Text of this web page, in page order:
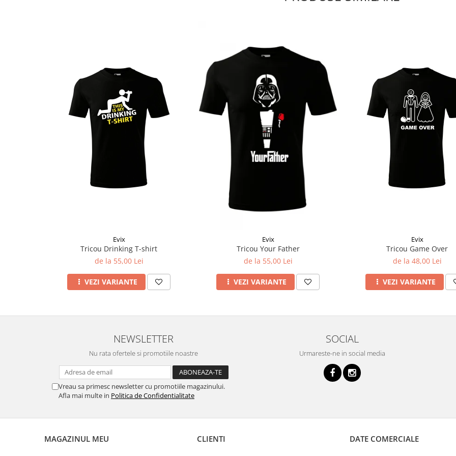
Evix
Tricou Drinking T-shirt
de la 55,00 Lei
VEZI VARIANTE
Evix
Tricou Your Father
de la 55,00 Lei
VEZI VARIANTE
Evix
Tricou Game Over
de la 48,00 Lei
VEZI VARIANTE
NEWSLETTER
Nu rata ofertele si promotiile noastre
Vreau sa primesc newsletter cu promotiile magazinului.
Afla mai multe in Politica de Confidentialitate
SOCIAL
Urmareste-ne in social media
MAGAZINUL MEU CLIENTI DATE COMERCIALE